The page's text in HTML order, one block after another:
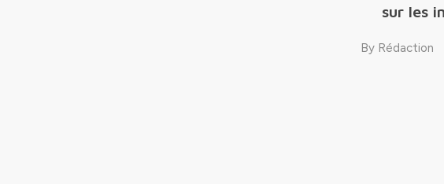
sur les
By Rédaction